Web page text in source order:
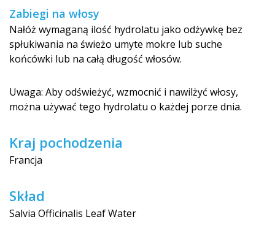
Zabiegi na włosy
Nałóż wymaganą ilość hydrolatu jako odżywkę bez
spłukiwania na świeżo umyte mokre lub suche
końcówki lub na całą długość włosów.
Uwaga: Aby odświeżyć, wzmocnić i nawilżyć włosy,
można używać tego hydrolatu o każdej porze dnia.
Kraj pochodzenia
Francja
Skład
Salvia Officinalis Leaf Water